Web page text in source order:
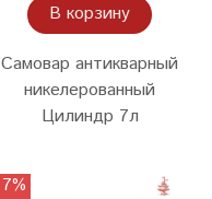
В корзину
Самовар антикварный
никелерованный
Цилиндр 7л
7%